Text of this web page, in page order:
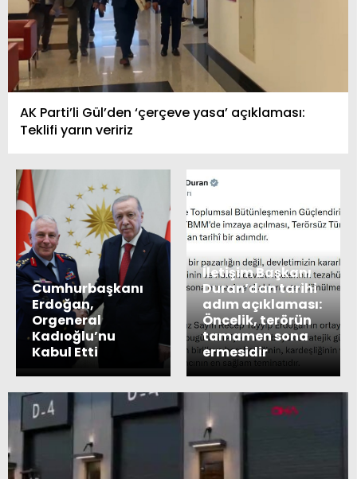
AK Parti’li Gül’den ‘çerçeve yasa’ açıklaması:
Teklifi yarın veririz
Cumhurbaşkanı
Erdoğan,
Orgeneral
Kadıoğlu’nu
Kabul Etti
İletişim Başkanı
Duran’dan tarihi
adım açıklaması:
Öncelik, terörün
tamamen sona
ermesidir